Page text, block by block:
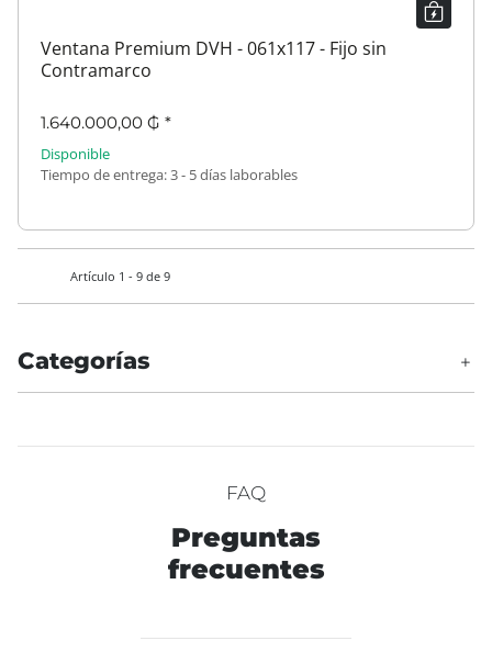
Ventana Premium DVH - 061x117 - Fijo sin
Contramarco
1.640.000,00 ₲ *
Disponible
Tiempo de entrega:3 - 5 días laborables
Artículo 1 - 9 de 9
Categorías
FAQ
Preguntas
frecuentes